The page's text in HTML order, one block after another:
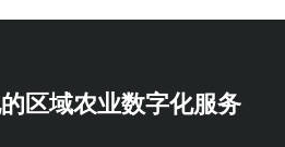
区域农业数字化服务